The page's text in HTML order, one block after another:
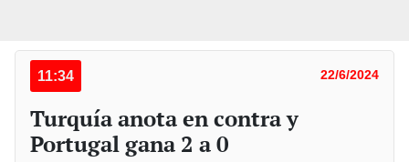
11:34 22/6/2024
Turquía anota en contra y
Portugal gana 2 a 0